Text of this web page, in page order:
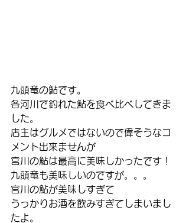
九頭竜の鮎です。
各河川で釣れた鮎を食べ比べしてきま
した。
店主はグルメではないので偉そうなコ
メント出来ませんが
宮川の鮎は最高に美味しかったです！
九頭竜も美味しいのですが。。。
宮川の鮎が美味しすぎて
うっかりお酒を飲みすぎてしまいまし
たよ。